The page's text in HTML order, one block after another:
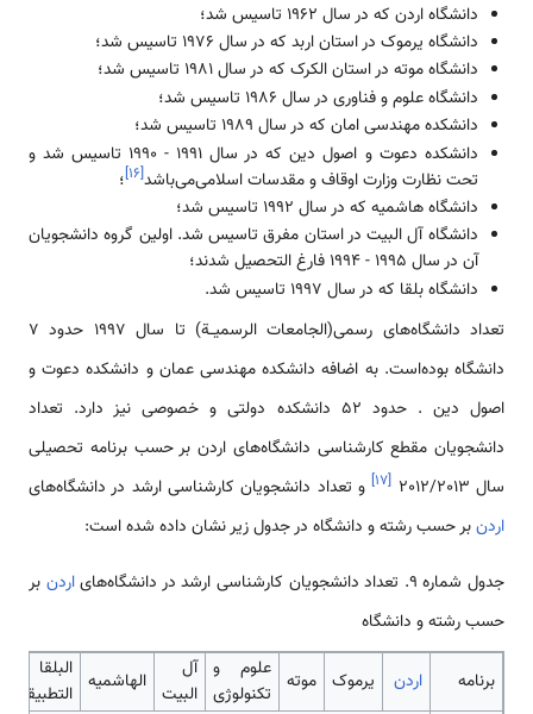
دانشگاه اردن که در سال 1962 تاسیس شد؛
دانشگاه‌ یرموک در استان اربد که در سال 1976 تاسیس شد؛
دانشگاه موته در استان الکرک که در سال 1981 تاسیس شد؛
دانشگاه علوم و فناوری در سال 1986 تاسیس شد؛
دانشکده مهندسی امان که در سال 1989 تاسیس شد؛
دانشکده دعوت و اصول دین که در سال 1991 - 1990 تاسیس شد و
تحت نظارت وزارت اوقاف و مقدسات اسلامی‌می‌باشد[۱۶]؛
دانشگاه‌ هاشمیه که در سال 1992 تاسیس شد؛
دانشگاه آل البیت در استان مفرق تاسیس شد. اولین گروه دانشجویان
آن در سال 199۵ - 199۴ فارغ التحصیل شدند؛
دانشگاه بلقا که در سال 1997 تاسیس شد.
تعداد دانشگاه‌های رسمی(الجامعات الرسمیــة) تا سال 1997 حدود 7
دانشگاه بوده‌است. به اضافه دانشکده مهندسی عمان و دانشکده دعوت و
اصول دین . حدود 52 دانشکده دولتی و خصوصی نیز دارد. تعداد
دانشجویان مقطع کارشناسی دانشگاه‌های اردن بر حسب برنامه تحصیلی
سال 2012/2013
[۱۷]و تعداد دانشجویان کارشناسی ارشد در دانشگاه‌های
اردنبر حسب رشته و دانشگاه در جدول زیر نشان داده شده است:
جدول شماره 9. تعداد دانشجویان کارشناسی ارشد در دانشگاه‌های اردن بر
حسب رشته و دانشگاه
برنامه اردن یرموک موته
علوم و
تکنولوژی
آل
البیت
الهاشمیه
البلقا
التطبیقیه